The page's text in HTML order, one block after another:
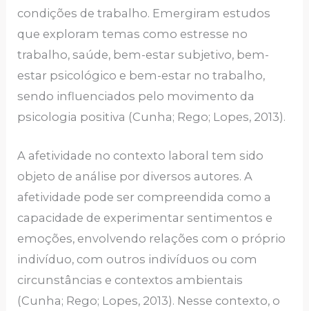
condições de trabalho. Emergiram estudos
que exploram temas como estresse no
trabalho, saúde, bem-estar subjetivo, bem-
estar psicológico e bem-estar no trabalho,
sendo influenciados pelo movimento da
psicologia positiva (Cunha; Rego; Lopes, 2013).
A afetividade no contexto laboral tem sido
objeto de análise por diversos autores. A
afetividade pode ser compreendida como a
capacidade de experimentar sentimentos e
emoções, envolvendo relações com o próprio
indivíduo, com outros indivíduos ou com
circunstâncias e contextos ambientais
(Cunha; Rego; Lopes, 2013). Nesse contexto, o